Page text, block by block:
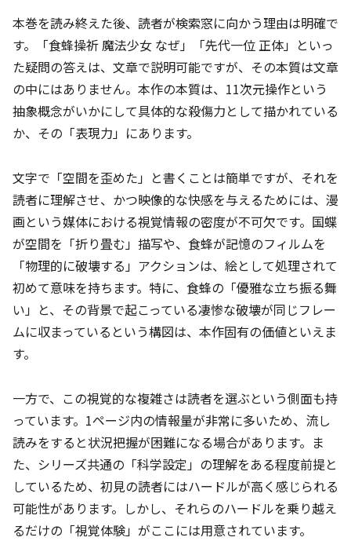
本巻を読み終えた後、読者が検索窓に向かう理由は明確で
す。「食蜂操祈 魔法少女 なぜ」「先代一位 正体」といっ
た疑問の答えは、文章で説明可能ですが、その本質は文章
の中にはありません。本作の本質は、11次元操作という
抽象概念がいかにして具体的な殺傷力として描かれている
か、その「表現力」にあります。
文字で「空間を歪めた」と書くことは簡単ですが、それを
読者に理解させ、かつ映像的な快感を与えるためには、漫
画という媒体における視覚情報の密度が不可欠です。国蝶
が空間を「折り畳む」描写や、食蜂が記憶のフィルムを
「物理的に破壊する」アクションは、絵として処理されて
初めて意味を持ちます。特に、食蜂の「優雅な立ち振る舞
い」と、その背景で起こっている凄惨な破壊が同じフレー
ムに収まっているという構図は、本作固有の価値といえま
す。
一方で、この視覚的な複雑さは読者を選ぶという側面も持
っています。1ページ内の情報量が非常に多いため、流し
読みをすると状況把握が困難になる場合があります。ま
た、シリーズ共通の「科学設定」の理解をある程度前提と
しているため、初見の読者にはハードルが高く感じられる
可能性があります。しかし、それらのハードルを乗り越え
るだけの「視覚体験」がここには用意されています。